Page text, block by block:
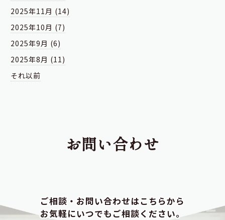
2025年11月 (14)
2025年10月 (7)
2025年9月 (6)
2025年8月 (11)
それ以前
お問い合わせ
ご相談・お問い合わせはこちらから
お気軽にいつでもご相談ください。